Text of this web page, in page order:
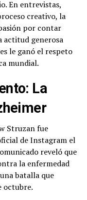
En entrevistas,
creativo, la
por contar
actitud generosa
le ganó el respeto
mundial.
La
Struzan fue
de Instagram el
reveló que
la enfermedad
batalla que
octubre.